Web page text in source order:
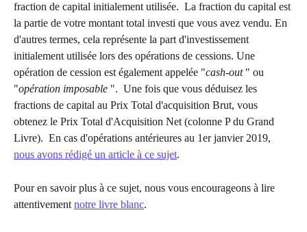
fraction de capital initialement utilisée. ​﻿ ﻿La fraction du capital est
la partie de votre montant total investi que vous avez vendu. En
d'autres termes, cela représente la part d'investissement
initialement utilisée lors des opérations de cessions. Une
opération de cession est également appelée "cash-out " ou
"opération imposable ". ​﻿ ﻿Une fois que vous déduisez les
fractions de capital au Prix Total d'acquisition Brut, vous
obtenez le Prix Total d'Acquisition Net (colonne P du Grand
Livre). ​﻿ ﻿En cas d'opérations antérieures au 1er janvier 2019,
nous avons rédigé un article à ce sujet.
Pour en savoir plus à ce sujet, nous vous encourageons à lire
attentivement notre livre blanc.